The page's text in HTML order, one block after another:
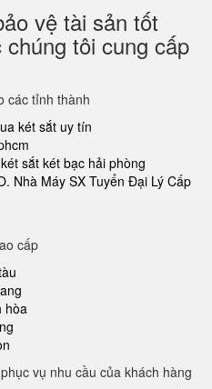
vệ tài sản tốt
tôi cung cấp
các tỉnh thành
két sắt uy tín
sắt két bạc hải phòng
Nhà Máy SX Tuyển Đại Lý Cấp
cấp
hòa
vụ nhu cầu của khách hàng